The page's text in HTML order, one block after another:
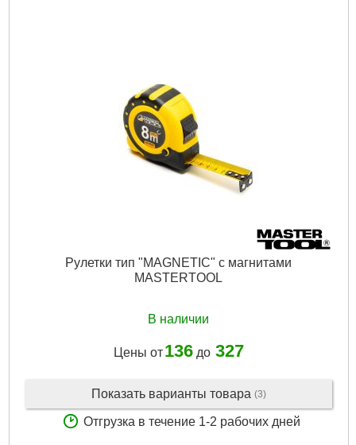
Рулетки тип "MAGNETIC" с магнитами
MASTERTOOL
В наличии
Цены от 136до 327
Показать варианты товара (3)
Отгрузка в течение 1-2 рабочих дней